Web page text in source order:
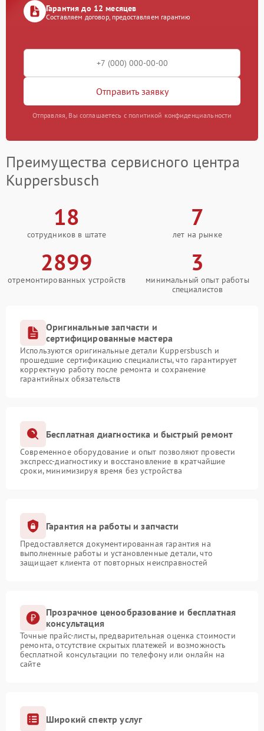
Гарантия до 12 месяцев
Составляем договор, предоставляем гарантию
Отправить заявку
Отправляя, Вы соглашаетесь с политикой конфиденциальности
Преимущества сервисного центра
Kuppersbusch
18
сотрудников в штате
7
лет на рынке
2899
отремонтированных устройств
3
минимальный опыт работы
специалистов
Оригинальные запчасти и
сертифицированные мастера
Используются оригинальные детали Kuppersbusch и
прошедшие сертификацию специалисты, что гарантирует
корректную работу после ремонта и сохранение
гарантийных обязательств
Бесплатная диагностика и быстрый ремонт
Современное оборудование и опыт позволяют провести
экспресс-диагностику и восстановление в кратчайшие
сроки, минимизируя время без устройства
Гарантия на работы и запчасти
Предоставляется документированная гарантия на
выполненные работы и установленные детали, что
защищает клиента от повторных неисправностей
Прозрачное ценообразование и бесплатная
консультация
Точные прайс-листы, предварительная оценка стоимости
ремонта, отсутствие скрытых платежей и возможность
бесплатной консультации по телефону или онлайн на
сайте
Широкий спектр услуг